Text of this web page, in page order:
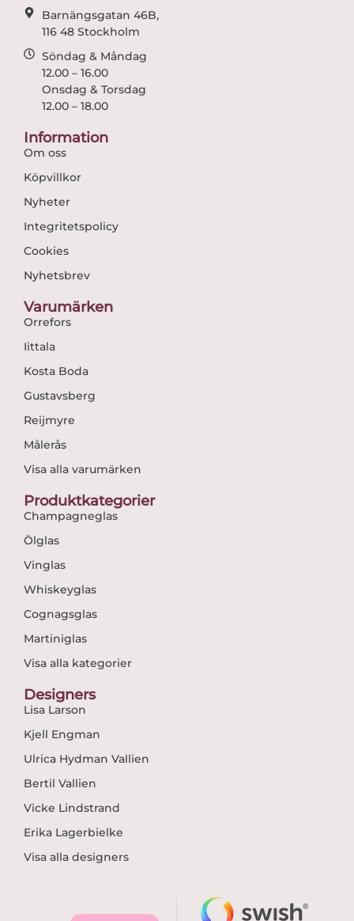
Barnängsgatan 46B,
116 48 Stockholm
Söndag & Måndag
12.00 – 16.00
Onsdag & Torsdag
12.00 – 18.00
Information
Om oss
Köpvillkor
Nyheter
Integritetspolicy
Cookies
Nyhetsbrev
Varumärken
Orrefors
Iittala
Kosta Boda
Gustavsberg
Reijmyre
Målerås
Visa alla varumärken
Produktkategorier
Champagneglas
Ölglas
Vinglas
Whiskeyglas
Cognagsglas
Martiniglas
Visa alla kategorier
Designers
Lisa Larson
Kjell Engman
Ulrica Hydman Vallien
Bertil Vallien
Vicke Lindstrand
Erika Lagerbielke
Visa alla designers